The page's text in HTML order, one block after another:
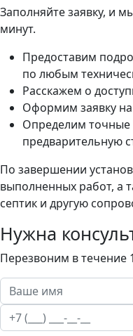
Заполняйте заявку, и
минут.
Предоставим
по любым
Расскажем о
Оформим заявку
Определим точные
предварительную
По завершении
выполненных работ, а
септик и другую
Нужна
Перезвоним в течение